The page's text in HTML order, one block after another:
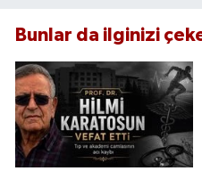
Bunlar da ilginizi